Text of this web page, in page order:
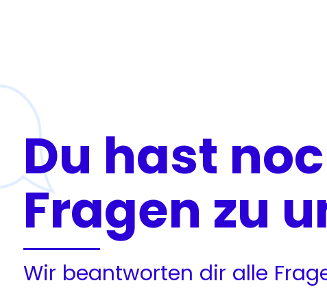
Du hast
Fragen zu
Wir beantworten dir alle